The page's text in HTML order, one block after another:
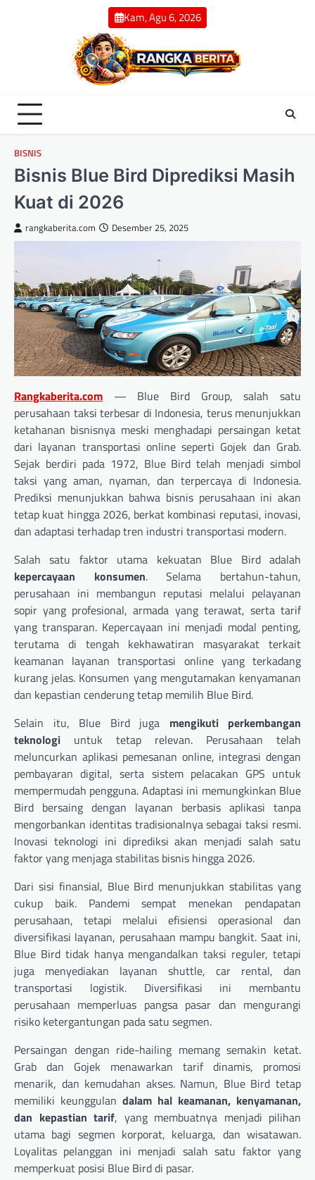
Kam, Agu 6, 2026
BISNIS
Bisnis Blue Bird Diprediksi Masih
Kuat di 2026
rangkaberita.com Desember 25, 2025
Rangkaberita.com — Blue Bird Group, salah satu
perusahaan taksi terbesar di Indonesia, terus menunjukkan
ketahanan bisnisnya meski menghadapi persaingan ketat
dari layanan transportasi online seperti Gojek dan Grab.
Sejak berdiri pada 1972, Blue Bird telah menjadi simbol
taksi yang aman, nyaman, dan terpercaya di Indonesia.
Prediksi menunjukkan bahwa bisnis perusahaan ini akan
tetap kuat hingga 2026, berkat kombinasi reputasi, inovasi,
dan adaptasi terhadap tren industri transportasi modern.
Salah satu faktor utama kekuatan Blue Bird adalah
kepercayaan konsumen. Selama bertahun-tahun,
perusahaan ini membangun reputasi melalui pelayanan
sopir yang profesional, armada yang terawat, serta tarif
yang transparan. Kepercayaan ini menjadi modal penting,
terutama di tengah kekhawatiran masyarakat terkait
keamanan layanan transportasi online yang terkadang
kurang jelas. Konsumen yang mengutamakan kenyamanan
dan kepastian cenderung tetap memilih Blue Bird.
Selain itu, Blue Bird juga mengikuti perkembangan
teknologi untuk tetap relevan. Perusahaan telah
meluncurkan aplikasi pemesanan online, integrasi dengan
pembayaran digital, serta sistem pelacakan GPS untuk
mempermudah pengguna. Adaptasi ini memungkinkan Blue
Bird bersaing dengan layanan berbasis aplikasi tanpa
mengorbankan identitas tradisionalnya sebagai taksi resmi.
Inovasi teknologi ini diprediksi akan menjadi salah satu
faktor yang menjaga stabilitas bisnis hingga 2026.
Dari sisi finansial, Blue Bird menunjukkan stabilitas yang
cukup baik. Pandemi sempat menekan pendapatan
perusahaan, tetapi melalui efisiensi operasional dan
diversifikasi layanan, perusahaan mampu bangkit. Saat ini,
Blue Bird tidak hanya mengandalkan taksi reguler, tetapi
juga menyediakan layanan shuttle, car rental, dan
transportasi logistik. Diversifikasi ini membantu
perusahaan memperluas pangsa pasar dan mengurangi
risiko ketergantungan pada satu segmen.
Persaingan dengan ride-hailing memang semakin ketat.
Grab dan Gojek menawarkan tarif dinamis, promosi
menarik, dan kemudahan akses. Namun, Blue Bird tetap
memiliki keunggulan dalam hal keamanan, kenyamanan,
dan kepastian tarif, yang membuatnya menjadi pilihan
utama bagi segmen korporat, keluarga, dan wisatawan.
Loyalitas pelanggan ini menjadi salah satu faktor yang
memperkuat posisi Blue Bird di pasar.